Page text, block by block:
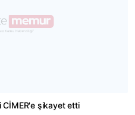
şikayet etti